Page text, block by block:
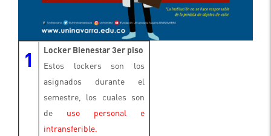
1
Locker Bienestar 3er piso
Estos lockers son los
asignados durante el
semestre, los cuales son
de uso personal e
intransferible.